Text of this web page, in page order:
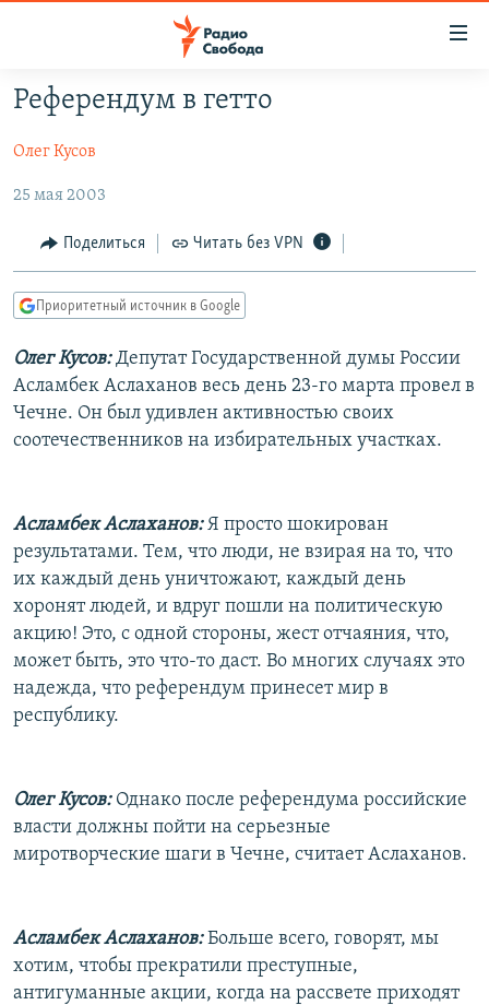
упрощенного
Вернуться
содержанию
Вернутся
главной
навигации
Вернутся
поиску
ПРОГРАММЫ
ПОДКАСТЫ
АВТОРСКИЕ ПРОЕКТЫ
ЦИТАТЫ СВОБОДЫ
МНЕНИЯ
КУЛЬТУРА
IDEL.РЕАЛИИ
КАВКАЗ.РЕАЛИИ
СЕВЕР.РЕАЛИИ
РАСПИСАНИЕ ВЕЩАНИЯ
ПОДПИШИТЕСЬ НА РАССЫЛКУ
СОЦИАЛЬНЫЕ СЕТИ
Референдум в гетто
Олег Кусов
25 мая 2003
Поделиться Читать без VPN
Приоритетный источник в Google
Олег Кусов:Депутат Государственной думы России
Асламбек Аслаханов весь день 23-го марта провел в
Чечне. Он был удивлен активностью своих
соотечественников на избирательных участках.
Асламбек Аслаханов:Я просто шокирован
результатами. Тем, что люди, не взирая на то, что
их каждый день уничтожают, каждый день
хоронят людей, и вдруг пошли на политическую
акцию! Это, с одной стороны, жест отчаяния, что,
может быть, это что-то даст. Во многих случаях это
надежда, что референдум принесет мир в
республику.
Олег Кусов:Однако после референдума российские
власти должны пойти на серьезные
миротворческие шаги в Чечне, считает Аслаханов.
Асламбек Аслаханов:Больше всего, говорят, мы
хотим, чтобы прекратили преступные,
антигуманные акции, когда на рассвете приходят